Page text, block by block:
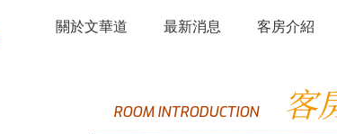
關於文華道 最新消息 客房介紹
ROOM INTRODUCTION 客